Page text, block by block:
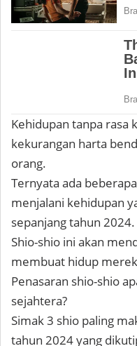
Kehidupan tanpa rasa
kekurangan harta
orang.
Ternyata ada
menjalani kehidupan
sepanjang tahun 2024.
Shio-shio ini akan
membuat hidup
Penasaran shio-shio
sejahtera?
Simak 3 shio paling
tahun 2024 yang